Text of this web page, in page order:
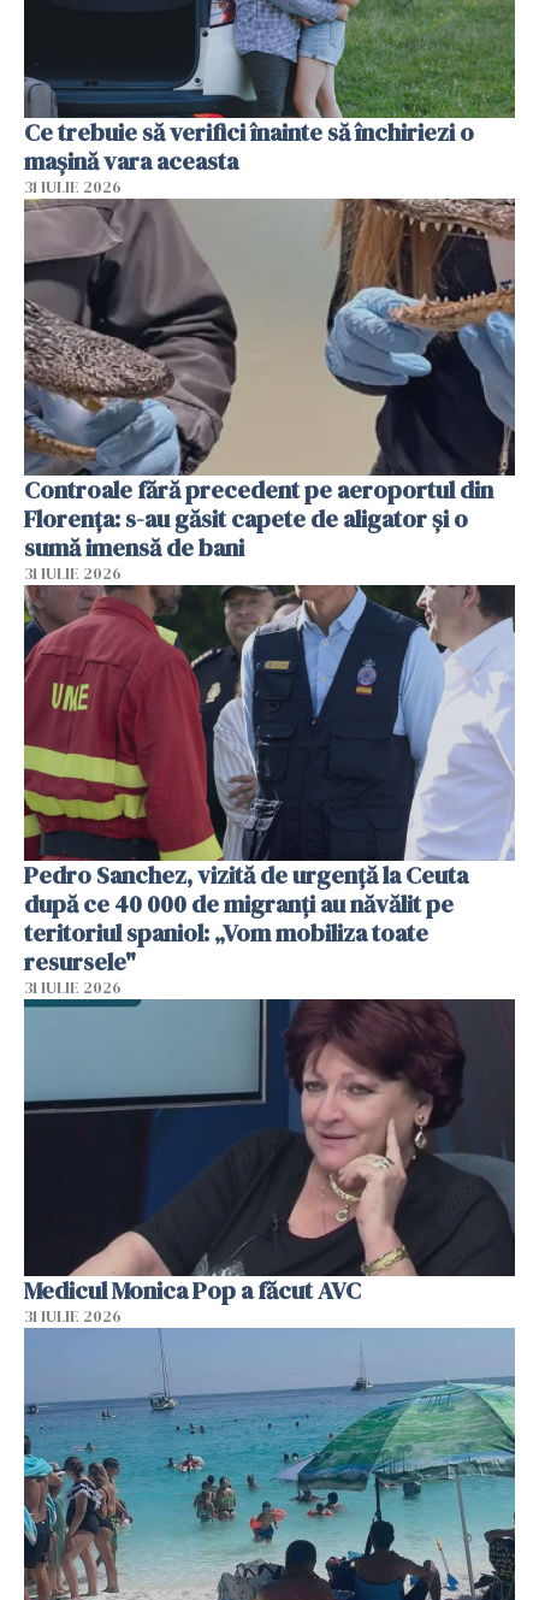
Ce trebuie să verifici înainte să închiriezi o
mașină vara aceasta
31 IULIE 2026
Controale fără precedent pe aeroportul din
Florența: s-au găsit capete de aligator și o
sumă imensă de bani
31 IULIE 2026
Pedro Sanchez, vizită de urgență la Ceuta
după ce 40 000 de migranți au năvălit pe
teritoriul spaniol: „Vom mobiliza toate
resursele"
31 IULIE 2026
Medicul Monica Pop a făcut AVC
31 IULIE 2026